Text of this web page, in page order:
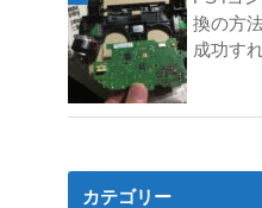
換の方
成功す
カテゴリー